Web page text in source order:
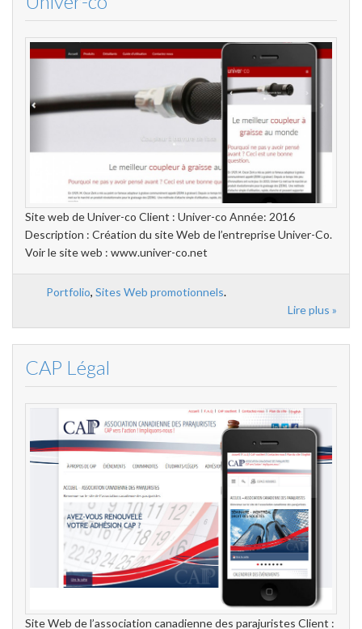
Site web de Univer-co Client : Univer-co Année: 2016
Description : Création du site Web de l’entreprise Univer-Co.
Voir le site web : www.univer-co.net
Portfolio, Sites Web promotionnels.
Lire plus »
CAP Légal
Site Web de l’association canadienne des parajuristes Client :